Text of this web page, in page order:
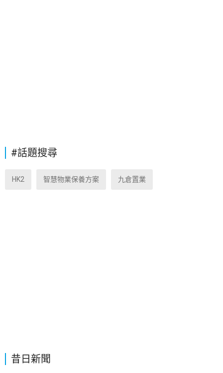
昔日新聞
#話題搜尋
HK2 智慧物業保養方案 九倉置業